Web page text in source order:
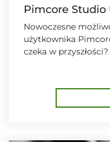
Pimcore Studio
Nowoczesne
użytkownika
czeka w przyszłości?